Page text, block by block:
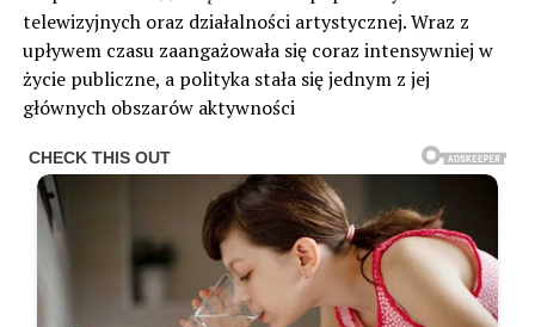
telewizyjnych oraz działalności artystycznej. Wraz z
upływem czasu zaangażowała się coraz intensywniej w
życie publiczne, a polityka stała się jednym z jej
głównych obszarów aktywności